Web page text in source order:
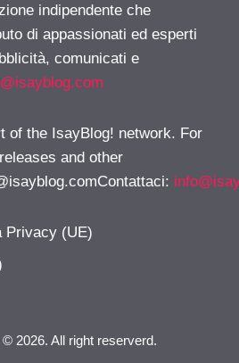
indipendente che
di appassionati ed esperti
comunicati e
of the IsayBlog! network. For
and other
:
Privacy (UE)
2026. All right reserverd.